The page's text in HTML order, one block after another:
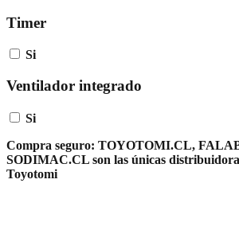
Timer
Si
Ventilador integrado
Si
Compra seguro: TOYOTOMI.CL,
SODIMAC.CL son las únicas
Toyotomi